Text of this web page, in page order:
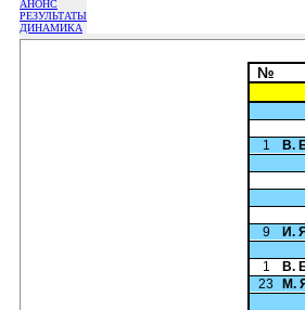
АНОНС
РЕЗУЛЬТАТЫ
ДИНАМИКА
№
1 В.
9 И.
1 В.
23
М.